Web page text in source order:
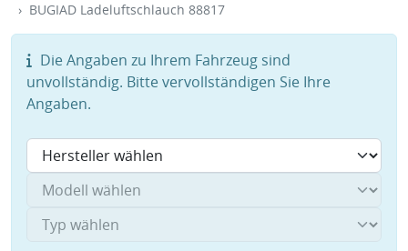
BUGIAD Ladeluftschlauch 88817
Die Angaben zu Ihrem Fahrzeug sind
unvollständig. Bitte vervollständigen Sie Ihre
Angaben.